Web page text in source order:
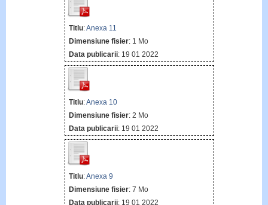
Titlu:Anexa 11
Dimensiune fisier: 1 Mo
Data publicarii: 19 01 2022
Titlu:Anexa 10
Dimensiune fisier: 2 Mo
Data publicarii: 19 01 2022
Titlu:Anexa 9
Dimensiune fisier: 7 Mo
Data publicarii: 19 01 2022